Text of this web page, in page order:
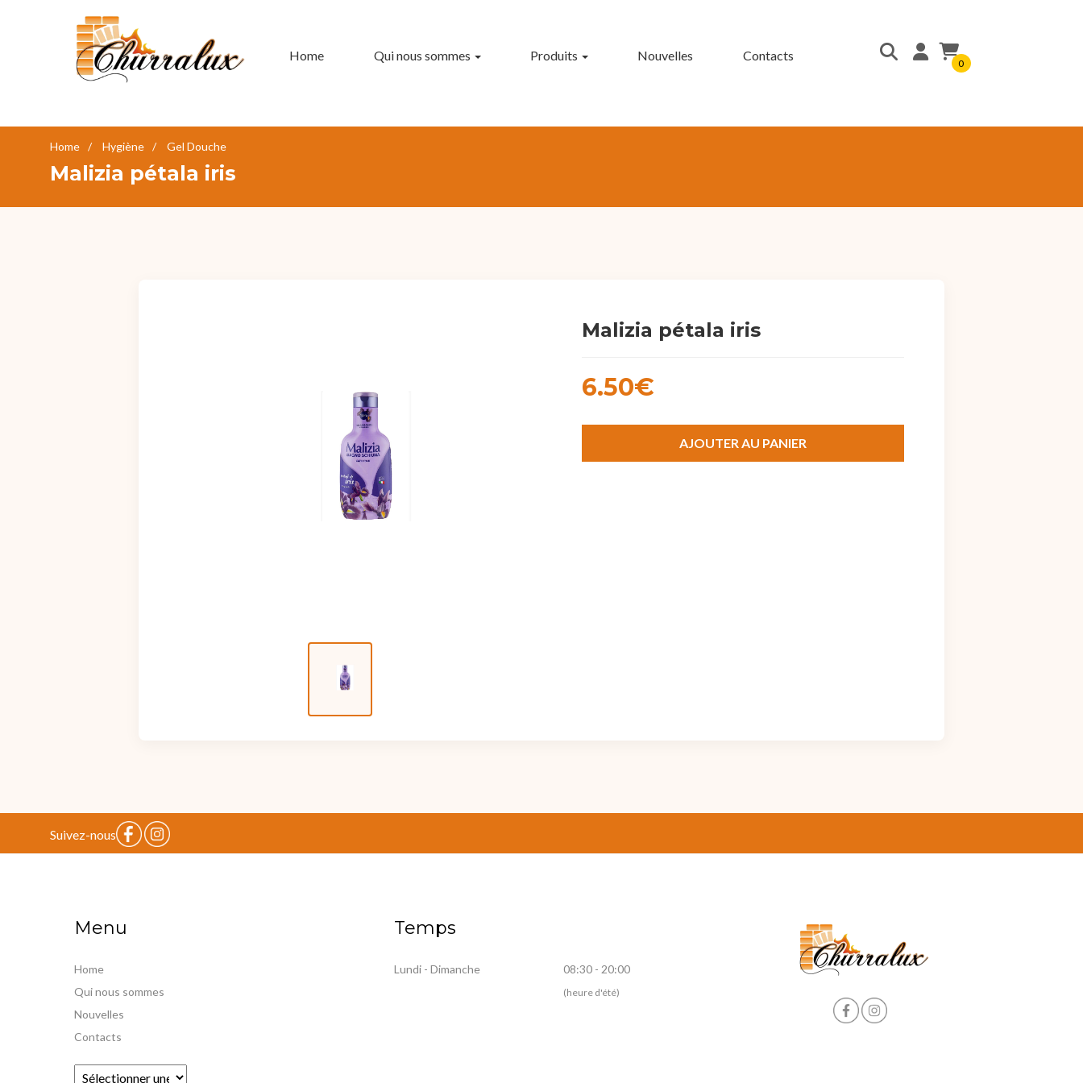
Home Qui nous sommes Produits Nouvelles Contacts
0
Home Hygiène Gel Douche
Malizia pétala iris
Malizia pétala iris
6.50€
AJOUTER AU PANIER
Suivez-nous
Menu
Home
Qui nous sommes
Nouvelles
Contacts
Temps
Lundi - Dimanche 08:30 - 20:00
(heure d'été)